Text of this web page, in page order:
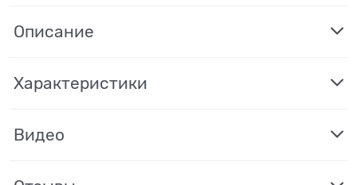
Описание
Характеристики
Видео